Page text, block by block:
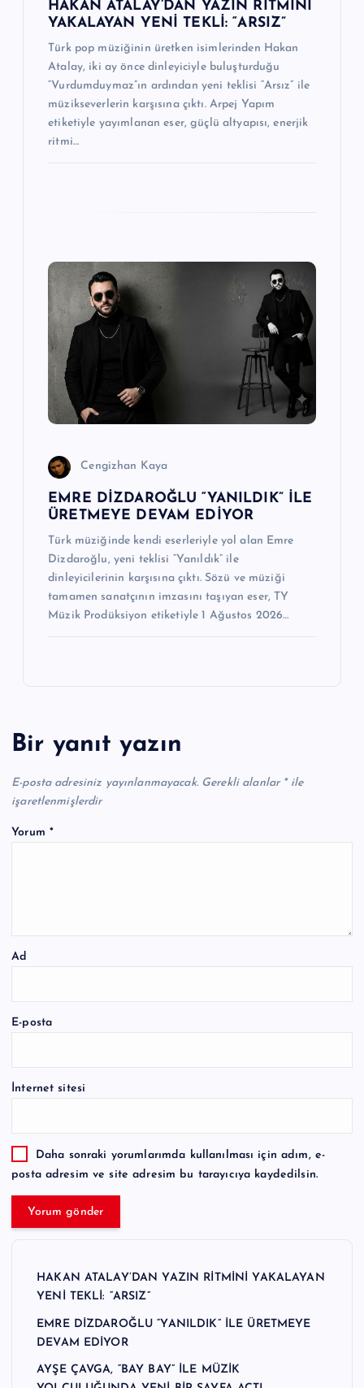
HAKAN ATALAY’DAN YAZIN RİTMİNİ
YAKALAYAN YENİ TEKLİ: “ARSIZ”
Türk pop müziğinin üretken isimlerinden Hakan
Atalay, iki ay önce dinleyiciyle buluşturduğu
“Vurdumduymaz”ın ardından yeni teklisi “Arsız” ile
müzikseverlerin karşısına çıktı. Arpej Yapım
etiketiyle yayımlanan eser, güçlü altyapısı, enerjik
ritmi…
Cengizhan Kaya
EMRE DİZDAROĞLU “YANILDIK” İLE
ÜRETMEYE DEVAM EDİYOR
Türk müziğinde kendi eserleriyle yol alan Emre
Dizdaroğlu, yeni teklisi “Yanıldık” ile
dinleyicilerinin karşısına çıktı. Sözü ve müziği
tamamen sanatçının imzasını taşıyan eser, TY
Müzik Prodüksiyon etiketiyle 1 Ağustos 2026…
Bir yanıt yazın
E-posta adresiniz yayınlanmayacak. Gerekli alanlar *ile
işaretlenmişlerdir
Yorum *
Ad
E-posta
İnternet sitesi
Daha sonraki yorumlarımda kullanılması için adım, e-
posta adresim ve site adresim bu tarayıcıya kaydedilsin.
HAKAN ATALAY’DAN YAZIN RİTMİNİ YAKALAYAN
YENİ TEKLİ: “ARSIZ”
EMRE DİZDAROĞLU “YANILDIK” İLE ÜRETMEYE
DEVAM EDİYOR
AYŞE ÇAVGA, “BAY BAY” İLE MÜZİK